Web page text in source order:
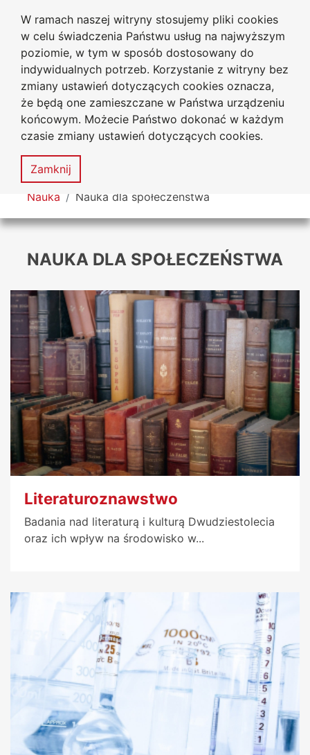
W ramach naszej witryny stosujemy pliki cookies
w celu świadczenia Państwu usług na najwyższym
poziomie, w tym w sposób dostosowany do
indywidualnych potrzeb. Korzystanie z witryny bez
zmiany ustawień dotyczących cookies oznacza,
że będą one zamieszczane w Państwa urządzeniu
końcowym. Możecie Państwo dokonać w każdym
czasie zmiany ustawień dotyczących cookies.
Zamknij
Przejdź do głównego menu
Przejdź do treści
Przejdź do wyszukiwarki
Przejdź do mapy serwisu
Uniwersytet
Jana Długosza w Częstochowie
Mapa
serwisu
MENU
Tutaj jesteś
Nauka Nauka dla społeczeństwa
NAUKA DLA SPOŁECZEŃSTWA
Literaturoznawstwo
Badania nad literaturą i kulturą Dwudziestolecia
oraz ich wpływ na środowisko w...